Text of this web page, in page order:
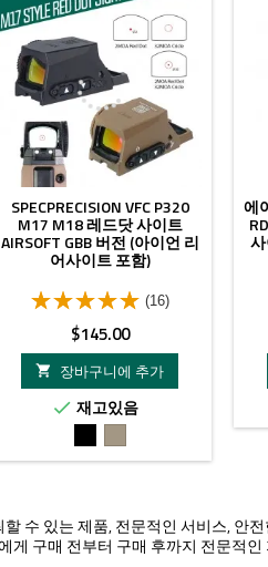
SPECPRECISION VFC P320
M17 M18 레드닷 사이트
AIRSOFT GBB 버전 (아이언 리
어사이트 포함)
(16)
가
격
$145.00

장바구니에 추가
 재고있음
은
에
수 있는 제품, 전문적인 서비스, 안
게 구매 전부터 구매 후까지 전문적